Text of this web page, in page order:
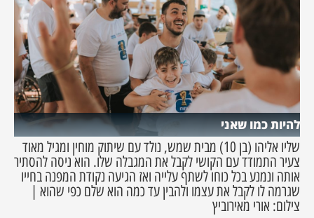
להיות כמו שאני
שליו אליהו (בן 10) מבית שמש, נולד עם שיתוק מוחין ומגיל מאוד
צעיר התמודד עם הקושי לקבל את המגבלה שלו. הוא ניסה להסתיר
אותה ונמנע בכל כוחו לשתף עלייה ואז הגיעה נקודת המפנה בחייו
שגרמה לו לקבל את עצמו ולהבין עד כמה הוא שלם כפי שהוא |
צילום: אורי מאירוביץ